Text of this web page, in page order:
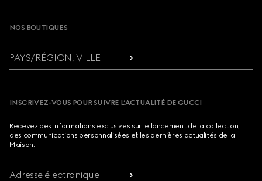
NOS BOUTIQUES
PAYS/RÉGION, VILLE
INSCRIVEZ-VOUS POUR SUIVRE L’ACTUALITÉ DE GUCCI
Recevez des informations exclusives sur le lancement de la collection,
des communications personnalisées et les dernières actualités de la
Maison.
Adresse électronique